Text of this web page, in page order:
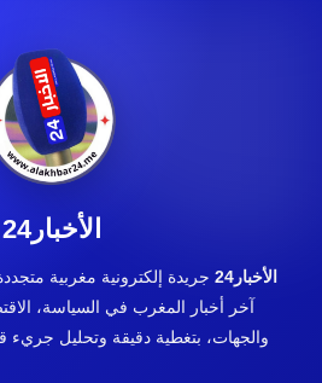
الأخبار24
الأخبار24
جريدة إلكترونية مغربية
آخر أخبار المغرب في السياسة،
والجهات، بتغطية دقيقة وتحليل